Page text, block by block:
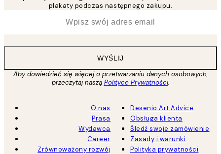
plakaty podczas następnego zakupu.
WYŚLIJ
Aby dowiedzieć się więcej o przetwarzaniu danych osobowych,
przeczytaj naszą Polityce Prywatności.
O nas
Prasa
Wydawca
Career
Zrównoważony rozwój
Desenio Art Advice
Obsługa klienta
Śledź swoje zamówienie
Zasady i warunki
Polityka prywatności